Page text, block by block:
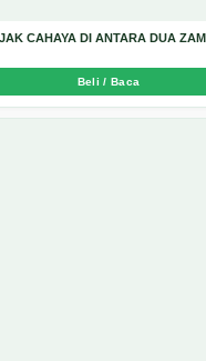
CAHAYA DI ANTARA DUA
Beli / Baca